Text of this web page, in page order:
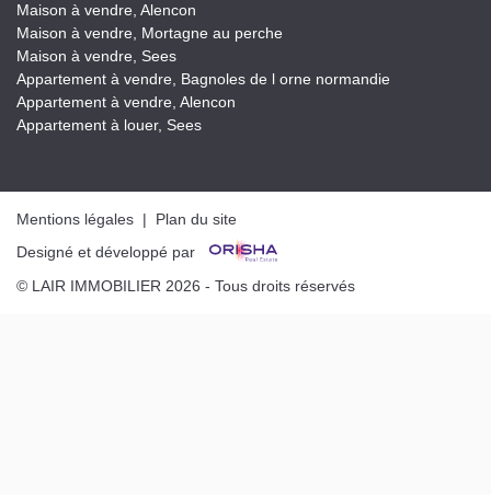
Maison à vendre, Alencon
Maison à vendre, Mortagne au perche
Maison à vendre, Sees
Appartement à vendre, Bagnoles de l orne normandie
Appartement à vendre, Alencon
Appartement à louer, Sees
Mentions légales | Plan du site
Designé et développé par
© LAIR IMMOBILIER 2026 - Tous droits réservés